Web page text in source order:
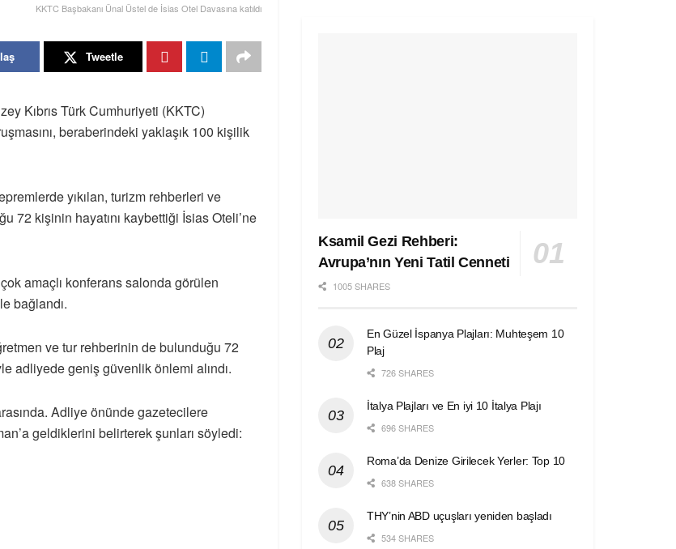
KKTC Başbakanı Ünal Üstel de İsias Otel Davasına katıldı
Tweetle
Kıbrıs Türk Cumhuriyeti (KKTC)
beraberindeki yaklaşık 100 kişilik
yıkılan, turizm rehberleri ve
72 kişinin hayatını kaybettiği İsias Oteli’ne
amaçlı konferans salonda görülen
bağlandı.
ve tur rehberinin de bulunduğu 72
adliyede geniş güvenlik önlemi alındı.
Adliye önünde gazetecilere
geldiklerini belirterek şunları söyledi:
Ksamil Gezi Rehberi:
Avrupa’nın Yeni Tatil Cenneti
1005 SHARES
En Güzel İspanya Plajları: Muhteşem 10
Plaj
726 SHARES
İtalya Plajları ve En iyi 10 İtalya Plajı
696 SHARES
Roma’da Denize Girilecek Yerler: Top 10
638 SHARES
THY’nin ABD uçuşları yeniden başladı
534 SHARES